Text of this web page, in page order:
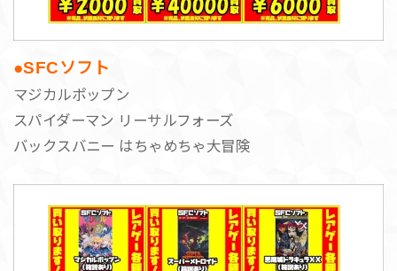
●SFCソフト
マジカルポップン
スパイダーマン リーサルフォーズ
バックスバニー はちゃめちゃ大冒険